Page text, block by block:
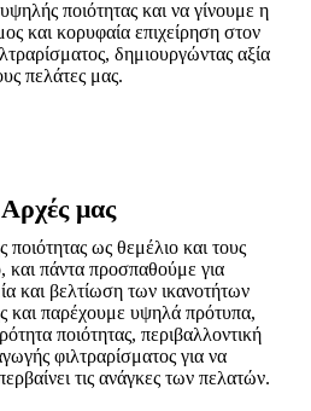
ποιότητας και να γίνουμε η
και κορυφαία επιχείρηση στον
δημιουργώντας αξία
πελάτες μας.
μας
ποιότητας ως θεμέλιο και τους
και πάντα προσπαθούμε για
και βελτίωση των ικανοτήτων
και παρέχουμε υψηλά πρότυπα,
ποιότητας, περιβαλλοντική
φιλτραρίσματος για να
τις ανάγκες των πελατών.